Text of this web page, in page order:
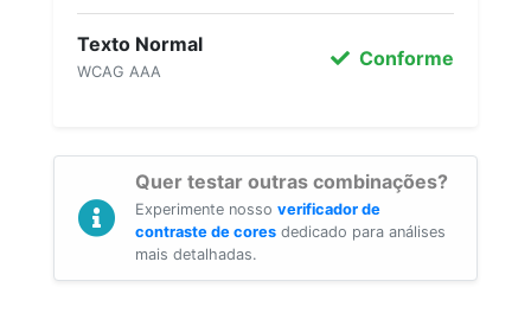
Texto Normal
WCAG AAA
Conforme
Quer testar outras combinações?
Experimente nosso verificador de
contraste de cores dedicado para análises
mais detalhadas.